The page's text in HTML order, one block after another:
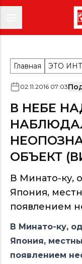
Главная ЭТО
02.11.2016 07:03
В НЕБЕ
ОБЪЕКТ
В Минато-ку,
Япония,
появлением
В Минато-ку,
Япония,
появлением